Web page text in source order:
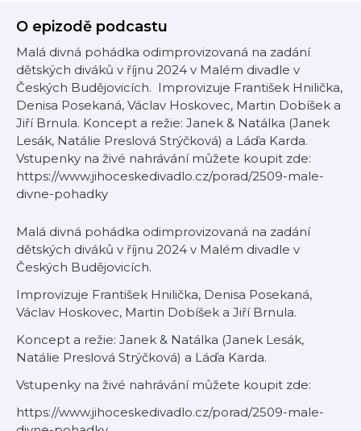
O epizodě podcastu
Malá divná pohádka odimprovizovaná na zadání
dětských diváků v říjnu 2024 v Malém divadle v
Českých Budějovicích. Improvizuje František Hnilička,
Denisa Posekaná, Václav Hoskovec, Martin Dobíšek a
Jiří Brnula. Koncept a režie: Janek & Natálka (Janek
Lesák, Natálie Preslová Strýčková) a Láďa Karda.
Vstupenky na živé nahrávání můžete koupit zde:
https://www.jihoceskedivadlo.cz/porad/2509-male-
divne-pohadky
Malá divná pohádka odimprovizovaná na zadání
dětských diváků v říjnu 2024 v Malém divadle v
Českých Budějovicích.
Improvizuje František Hnilička, Denisa Posekaná,
Václav Hoskovec, Martin Dobíšek a Jiří Brnula.
Koncept a režie: Janek & Natálka (Janek Lesák,
Natálie Preslová Strýčková) a Láďa Karda.
Vstupenky na živé nahrávání můžete koupit zde:
https://www.jihoceskedivadlo.cz/porad/2509-male-